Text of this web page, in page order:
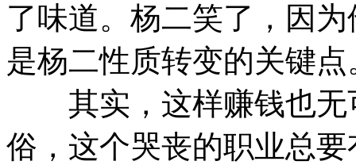
了味道。杨二笑了，因
是杨二性质转变的关键点
其实，这样赚钱也无
俗，这个哭丧的职业总